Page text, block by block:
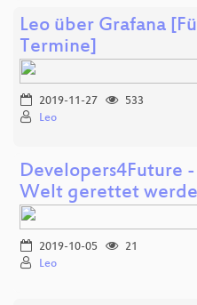
Leo über Grafana
Termine]
2019-11-27
533
Leo
Developers4Future
Welt gerettet
2019-10-05
21
Leo